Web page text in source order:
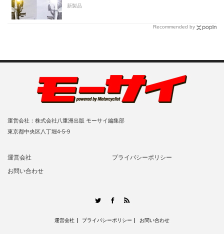
新製品
Recommended by
運営会社：株式会社八重洲出版 モーサイ編集部
東京都中央区八丁堀4-5-9
運営会社
プライバシーポリシー
お問い合わせ
TwitterFacebook
運営会社 プライバシーポリシー お問い合わせ